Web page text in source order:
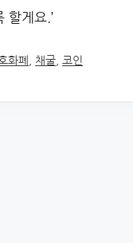
할게요.’
화폐 채굴 ,코인